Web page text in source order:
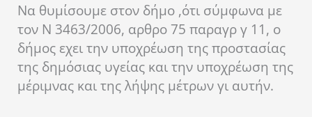
Να θυμίσουμε στον δήμο ,ότι σύμφωνα με
τον Ν 3463/2006, αρθρο 75 παραγρ γ 11, ο
δήμος εχει την υποχρέωση της προστασίας
της δημόσιας υγείας και την υποχρέωση της
μέριμνας και της λήψης μέτρων γι αυτήν.